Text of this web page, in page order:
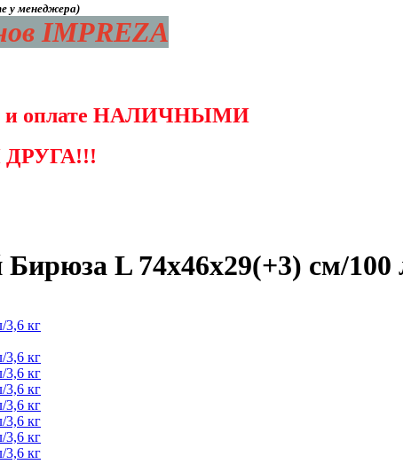
у менеджера)
IMPREZA
и оплате НАЛИЧНЫМИ
L 74х46х29(+3) см/100